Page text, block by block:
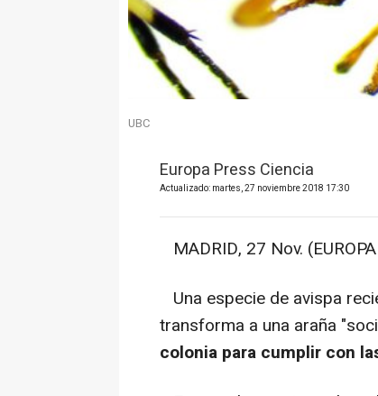
UBC
Europa Press Ciencia
Actualizado: martes, 27 noviembre 2018 17:30
MADRID, 27 Nov.
Una especie de avispa
transforma a una araña
colonia para cumplir con